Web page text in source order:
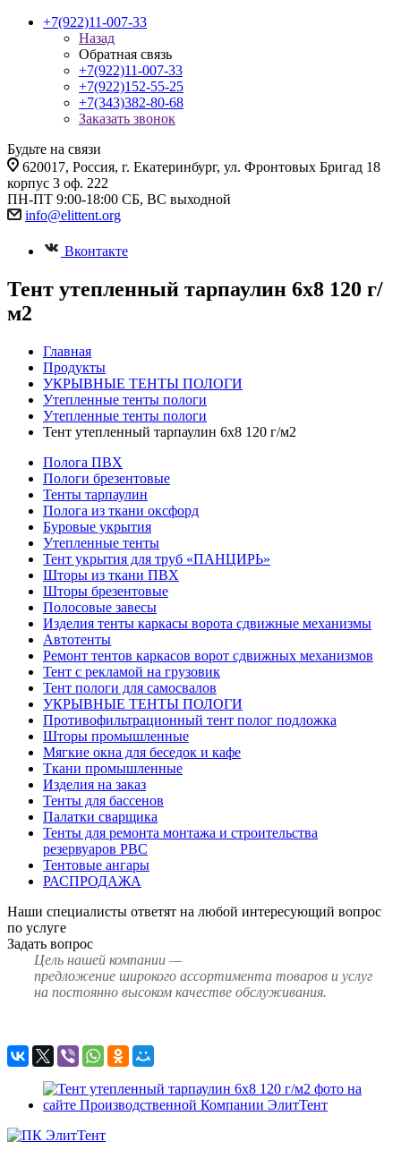
+7(922)11-007-33
Назад
Обратная связь
+7(922)11-007-33
+7(922)152-55-25
+7(343)382-80-68
Заказать звонок
Будьте на связи
620017, Россия, г. Екатеринбург, ул. Фронтовых Бригад 18
корпус 3 оф. 222
ПН-ПТ 9:00-18:00 СБ, ВС выходной
info@elittent.org
Вконтакте
Тент утепленный тарпаулин 6х8 120 г/
м2
Главная
Продукты
УКРЫВНЫЕ ТЕНТЫ ПОЛОГИ
Утепленные тенты пологи
Утепленные тенты пологи
Тент утепленный тарпаулин 6х8 120 г/м2
Полога ПВХ
Пологи брезентовые
Тенты тарпаулин
Полога из ткани оксфорд
Буровые укрытия
Утепленные тенты
Тент укрытия для труб «ПАНЦИРЬ»
Шторы из ткани ПВХ
Шторы брезентовые
Полосовые завесы
Изделия тенты каркасы ворота сдвижные механизмы
Автотенты
Ремонт тентов каркасов ворот сдвижных механизмов
Тент с рекламой на грузовик
Тент пологи для самосвалов
УКРЫВНЫЕ ТЕНТЫ ПОЛОГИ
Противофильтрационный тент полог подложка
Шторы промышленные
Мягкие окна для беседок и кафе
Ткани промышленные
Изделия на заказ
Тенты для бассенов
Палатки сварщика
Тенты для ремонта монтажа и строительства
резервуаров РВС
Тентовые ангары
РАСПРОДАЖА
Наши специалисты ответят на любой интересующий вопрос
по услуге
Задать вопрос
Цель нашей компании —
предложение широкого ассортимента товаров и услуг
на постоянно высоком качестве обслуживания.